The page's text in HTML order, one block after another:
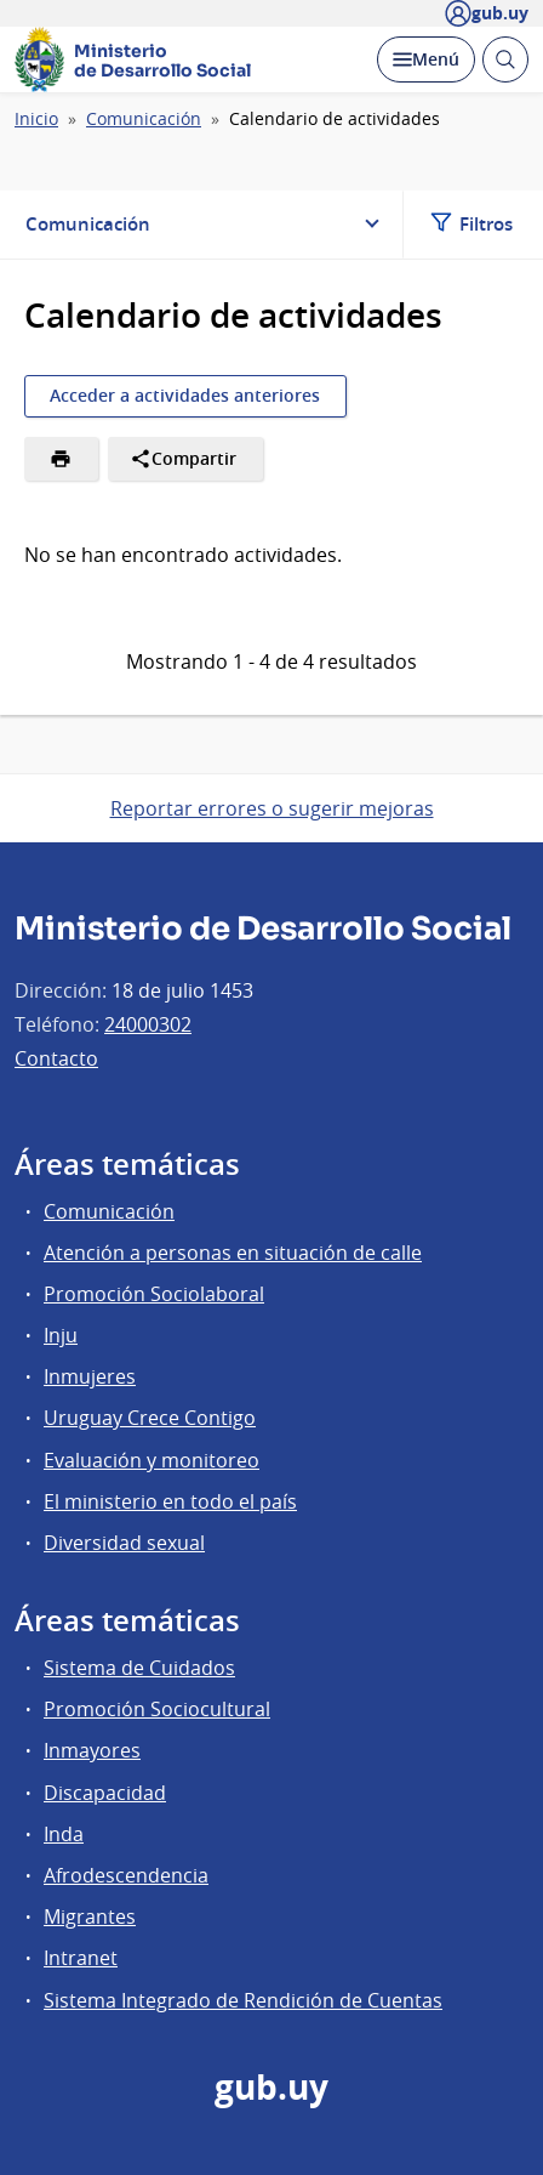
gub.uy
Ministerio
de Desarrollo Social
Desplegar
Menú Abrir
Ruta
Inicio Comunicación Calendario de actividades
Comunicación Filtros
Calendario de actividades
Acceder a actividades anteriores
Compartir
No se han encontrado actividades.
Mostrando 1 - 4 de 4 resultados
Reportar errores o sugerir mejoras
Ministerio de Desarrollo Social
Dirección: 18 de julio 1453
Teléfono: 24000302
Contacto
Áreas temáticas
Comunicación
Atención a personas en situación de calle
Promoción Sociolaboral
Inju
Inmujeres
Uruguay Crece Contigo
Evaluación y monitoreo
El ministerio en todo el país
Diversidad sexual
Áreas temáticas
Sistema de Cuidados
Promoción Sociocultural
Inmayores
Discapacidad
Inda
Afrodescendencia
Migrantes
Intranet
Sistema Integrado de Rendición de Cuentas
gub.uy